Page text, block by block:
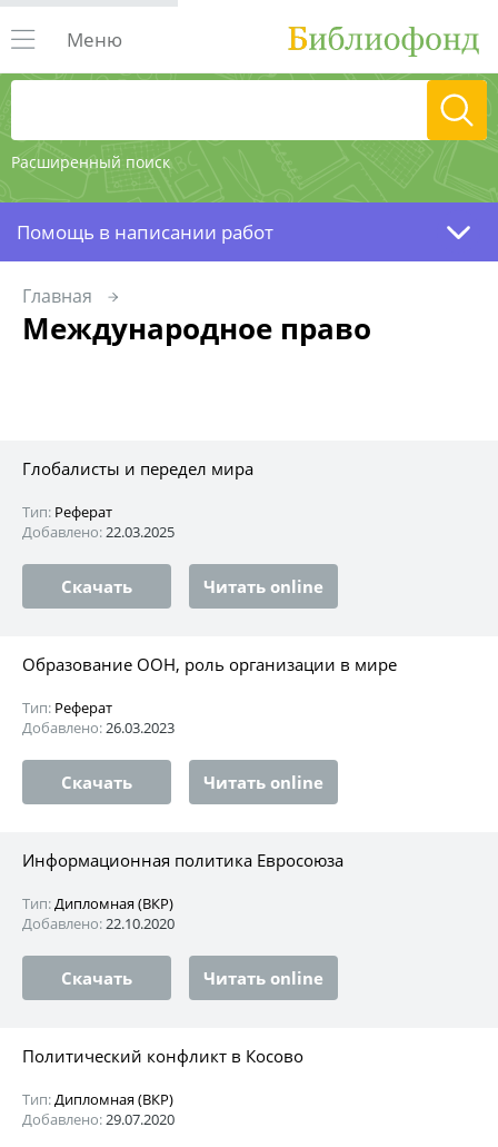
Расширенный поиск
Меню
Помощь в написании работ
Главная
Международное право
Глобалисты и передел мира
Тип: Реферат
Добавлено:22.03.2025
Скачать Читать online
Образование ООН, роль организации в мире
Тип: Реферат
Добавлено:26.03.2023
Скачать Читать online
Информационная политика Евросоюза
Тип:Дипломная (ВКР)
Добавлено:22.10.2020
Скачать Читать online
Политический конфликт в Косово
Тип:Дипломная (ВКР)
Добавлено:29.07.2020